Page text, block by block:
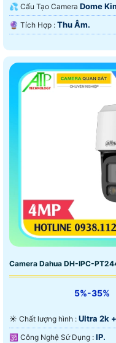
💦 Cấu Tạo Camera Dome
️🔮 Tích Hợp : Thu Âm.
Camera Dahua DH-IPC-
5%-35%
☀️ Chất lượng hình : Ultra 2k
🕉️ Công Nghệ Sử Dụng : IP.